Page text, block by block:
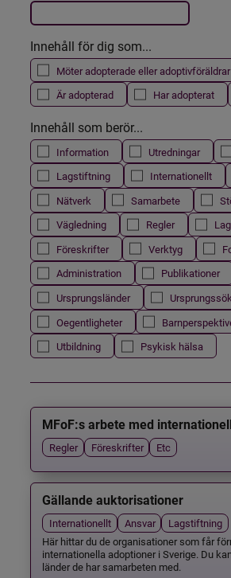
Innehåll för dig som...
Möter adopterade eller
Är adopterad
Har adopterat
Innehåll som berör...
Information Utredningar
Lagstiftning
Internationellt
Nätverk
Samarbete
Vägledning
Regler
Föreskrifter
Verktyg
Administration
Publikationer
Ursprungsländer
Oegentligheter
Utbildning
Psykisk hälsa
MFoF:s arbete med
Regler Föreskrifter Etc
Gällande auktorisationer
Internationellt Ansvar
Lagstiftning
Här hittar du de organisationer som får
internationella adoptioner i Sverige. Du
länder de har samarbeten med.